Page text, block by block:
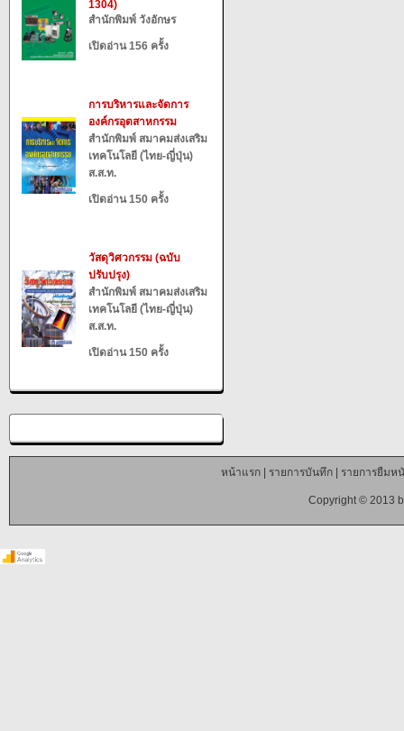
1304)
สำนักพิมพ์ วังอักษร
เปิดอ่าน 156 ครั้ง
การบริหารและจัดการ
องค์กรอุตสาหกรรม
สำนักพิมพ์ สมาคมส่งเสริม
เทคโนโลยี (ไทย-ญี่ปุ่น)
ส.ส.ท.
เปิดอ่าน 150 ครั้ง
วัสดุวิศวกรรม (ฉบับ
ปรับปรุง)
สำนักพิมพ์ สมาคมส่งเสริม
เทคโนโลยี (ไทย-ญี่ปุ่น)
ส.ส.ท.
เปิดอ่าน 150 ครั้ง
หน้าแรก| รายการบันทึก| รายการยืมห
Copyright © 2013